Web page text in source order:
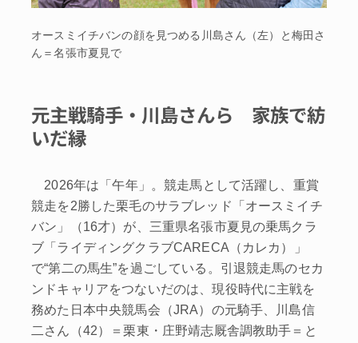
オースミイチバンの顔を見つめる川島さん（左）と梅田さ
ん＝名張市夏見で
元主戦騎手・川島さんら 家族で紡
いだ縁
2026年は「午年」。競走馬として活躍し、重賞
競走を2勝した栗毛のサラブレッド「オースミイチ
バン」（16才）が、三重県名張市夏見の乗馬クラ
ブ「ライディングクラブCARECA（カレカ）」
で“第二の馬生”を過ごしている。引退競走馬のセカ
ンドキャリアをつないだのは、現役時代に主戦を
務めた日本中央競馬会（JRA）の元騎手、川島信
二さん（42）＝栗東・庄野靖志厩舎調教助手＝と